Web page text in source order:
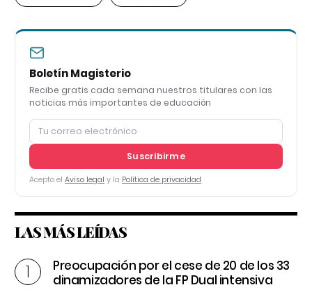
Boletín Magisterio
Recibe gratis cada semana nuestros titulares con las
noticias más importantes de educación
Suscribirme
Acepto el Aviso legal y la Política de privacidad
LAS MÁS LEÍDAS
Preocupación por el cese de 20 de los 33
dinamizadores de la FP Dual intensiva